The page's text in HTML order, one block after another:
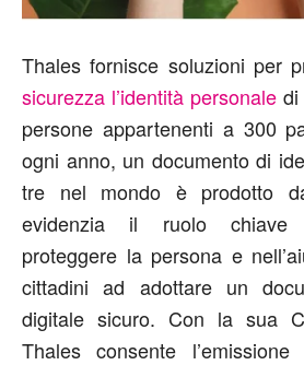
Thales fornisce soluzioni per
sicurezza l’identità personale di
persone appartenenti a 300
ogni anno, un documento di
tre nel mondo è prodotto
evidenzia il ruolo chiave
proteggere la persona e
cittadini ad adottare un
digitale sicuro. Con la sua
Thales consente